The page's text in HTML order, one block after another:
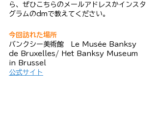
ら、ぜひこちらのメールアドレスかインスタ
グラムのdmで教えてください。
今回訪れた場所
バンクシー美術館　Le Musée Banksy
de Bruxelles/ Het Banksy Museum
in Brussel
公式サイト